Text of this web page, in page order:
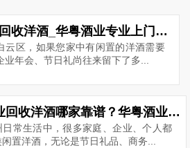
广州白云回收洋酒_华粤酒业专业上门回收路易十三_电话13538859989
云区，如果您家中有闲置的洋酒需要
业年会、节日礼尚往来留下了多...
广州专业回收洋酒哪家靠谱？华粤酒业高价上门回收o洋酒
日常生活中，很多家庭、企业、个人都
置洋酒，无论是节日礼品、商务...